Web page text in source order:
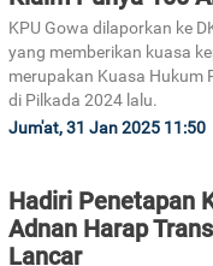
KPU Gowa dilaporkan ke
yang memberikan kuasa
merupakan Kuasa Hukum
di Pilkada 2024 lalu.
Jum'at, 31 Jan 2025 11:50
Hadiri Penetapan
Adnan Harap
Lancar